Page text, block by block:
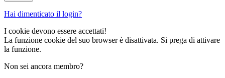
Hai dimenticato il login?
I cookie devono essere accettati!
La funzione cookie del suo browser è disattivata. Si prega di attivare
la funzione.
Non sei ancora membro?